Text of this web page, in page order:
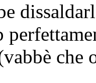
che